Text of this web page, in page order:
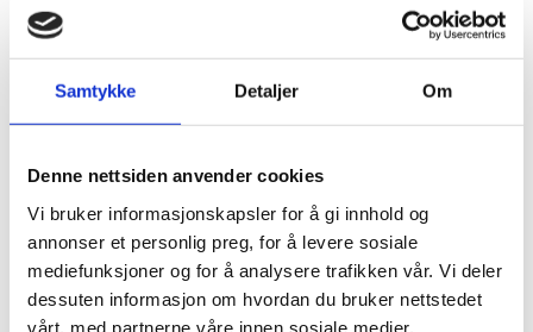
Samtykke Detaljer Om
Denne nettsiden anvender cookies
Vi bruker informasjonskapsler for å gi innhold og
annonser et personlig preg, for å levere sosiale
mediefunksjoner og for å analysere trafikken vår. Vi deler
dessuten informasjon om hvordan du bruker nettstedet
vårt, med partnerne våre innen sosiale medier,
Besøk forhandler
Byggmakker
Besøk forhandler